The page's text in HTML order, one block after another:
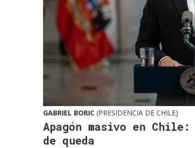
GABRIEL BORIC (PRESIDENCIA DE CHILE)
Apagón masivo en
de queda